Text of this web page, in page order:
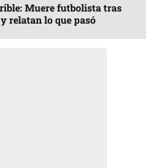
Muere futbolista tras
relatan lo que pasó